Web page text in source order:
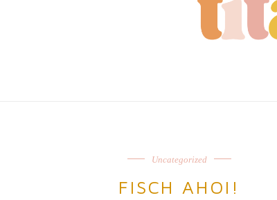
Uncategorized
FISCH AHOI!